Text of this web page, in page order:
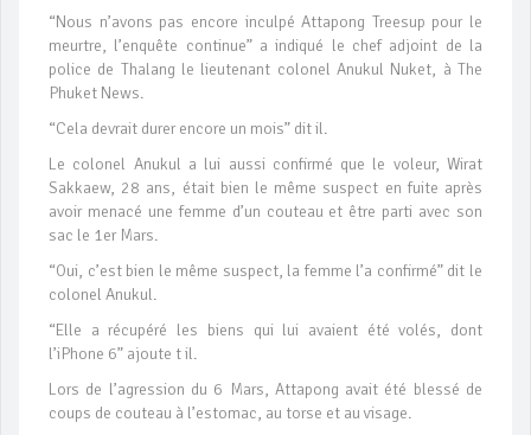
“Nous n’avons pas encore inculpé Attapong Treesup pour le
meurtre, l’enquête continue” a indiqué le chef adjoint de la
police de Thalang le lieutenant colonel Anukul Nuket, à The
Phuket News.
“Cela devrait durer encore un mois” dit il.
Le colonel Anukul a lui aussi confirmé que le voleur, Wirat
Sakkaew, 28 ans, était bien le même suspect en fuite après
avoir menacé une femme d’un couteau et être parti avec son
sac le 1er Mars.
“Oui, c’est bien le même suspect, la femme l’a confirmé” dit le
colonel Anukul.
“Elle a récupéré les biens qui lui avaient été volés, dont
l’iPhone 6” ajoute t il.
Lors de l’agression du 6 Mars, Attapong avait été blessé de
coups de couteau à l’estomac, au torse et au visage.